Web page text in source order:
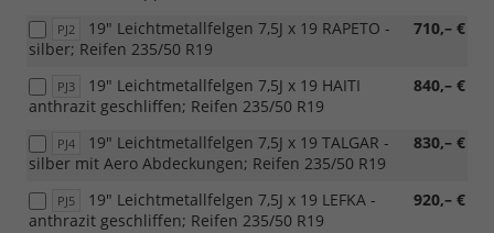
PJ2 710,– €
19" Leichtmetallfelgen 7,5J x 19 RAPETO -
silber; Reifen 235/50 R19
PJ3 840,– €
19" Leichtmetallfelgen 7,5J x 19 HAITI
anthrazit geschliffen; Reifen 235/50 R19
PJ4 830,– €
19" Leichtmetallfelgen 7,5J x 19 TALGAR -
silber mit Aero Abdeckungen; Reifen 235/50 R19
PJ5 920,– €
19" Leichtmetallfelgen 7,5J x 19 LEFKA -
anthrazit geschliffen; Reifen 235/50 R19